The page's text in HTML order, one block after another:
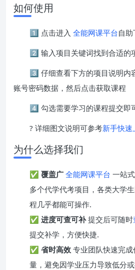
如何使用
1️⃣ 点击进入 全能网课平台自
2️⃣ 输入项目关键词找到合适的
3️⃣ 仔细查看下方的项目说明内
账号密码数据，然后点击获取课程
4️⃣ 勾选需要学习的课程提交即
? 详细图文说明可参考新手快速
为什么选择我们
✅ 覆盖广 全能网课平台 一站
多个代学代考项目，各类大学
程几乎都能可操作.
✅ 进度可查可补提交后可随时
提交补学，方便快捷.
✅ 省时高效 专业团队快速完
量，避免因学业压力导致低分或